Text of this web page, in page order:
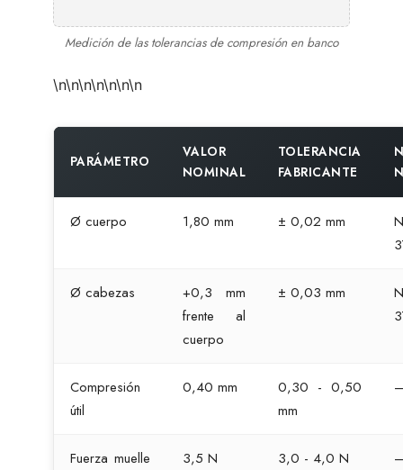
Medición de las tolerancias de compresión en banco
\n\n\n\n\n\n\n
PARÁMETRO
VALOR
NOMINAL
TOLERANCIA
FABRICANTE
Ø cuerpo 1,80 mm ± 0,02 mm
Ø cabezas
+0,3 mm
frente al
cuerpo
± 0,03 mm
Compresión
útil
0,40 mm
0,30 - 0,50
mm
Fuerza muelle
3,5 N 3,0 - 4,0 N